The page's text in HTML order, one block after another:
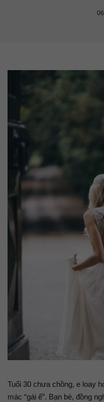
Tuổi 30 chưa chồng, e loay
mác “gái ế”. Bạn bè, đồng